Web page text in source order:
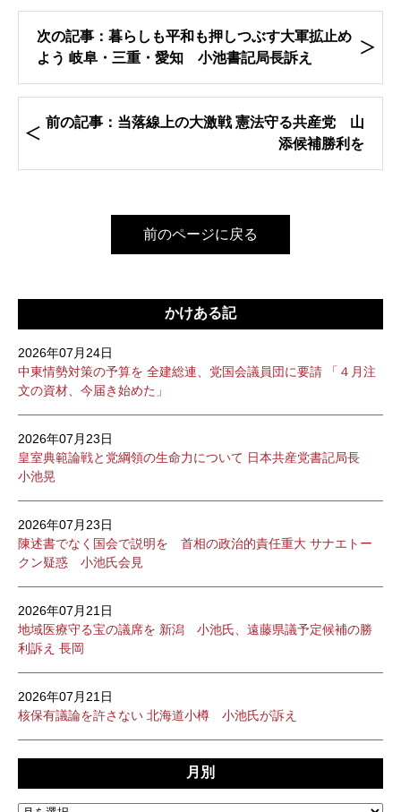
次の記事：暮らしも平和も押しつぶす大軍拡止め
よう 岐阜・三重・愛知 小池書記局長訴え
前の記事：当落線上の大激戦 憲法守る共産党 山
添候補勝利を
前のページに戻る
かけある記
2026年07月24日
中東情勢対策の予算を 全建総連、党国会議員団に要請 「４月注
文の資材、今届き始めた」
2026年07月23日
皇室典範論戦と党綱領の生命力について 日本共産党書記局長
小池晃
2026年07月23日
陳述書でなく国会で説明を 首相の政治的責任重大 サナエトー
クン疑惑 小池氏会見
2026年07月21日
地域医療守る宝の議席を 新潟 小池氏、遠藤県議予定候補の勝
利訴え 長岡
2026年07月21日
核保有議論を許さない 北海道小樽 小池氏が訴え
月別